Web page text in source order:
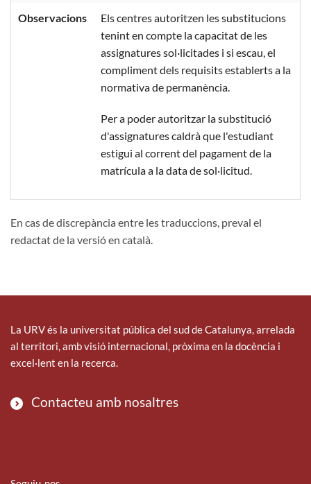
Observacions
Els centres autoritzen les substitucions
tenint en compte la capacitat de les
assignatures sol·licitades i si escau, el
compliment dels requisits establerts a la
normativa de permanència.
Per a poder autoritzar la substitució
d'assignatures caldrà que l'estudiant
estigui al corrent del pagament de la
matrícula a la data de sol·licitud.
En cas de discrepància entre les traduccions, preval el
redactat de la versió en català.
La URV és la universitat pública del sud de Catalunya, arrelada
al territori, amb visió internacional, pròxima en la docència i
excel·lent en la recerca.
Contacteu amb nosaltres